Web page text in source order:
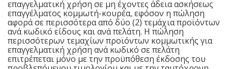
επαγγελματική χρήση σε μη έχοντες άδεια ασκήσεως
επαγγέλματος κομμωτή-κουρέα, εφόσον η πώληση
αφορά σε περισσότερα από δύο (2) τεμάχια προϊόντων
ανά κωδικό είδους και ανά πελάτη. Η πώληση
περισσότερων τεμαχίων προϊόντων κομμωτικής για
επαγγελματική χρήση ανά κωδικό σε πελάτη
επιτρέπεται μόνο με την προϋπόθεση έκδοσης του